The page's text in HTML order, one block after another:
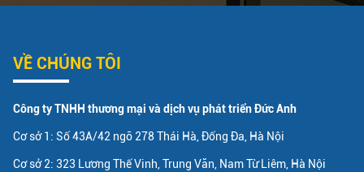
VỀ CHÚNG TÔI
Công ty TNHH thương mại và dịch vụ phát triển Đức Anh
Cơ sở 1: Số 43A/42 ngõ 278 Thái Hà, Đống Đa, Hà Nội
Cơ sở 2: 323 Lương Thế Vinh, Trung Văn, Nam Từ Liêm, Hà Nội